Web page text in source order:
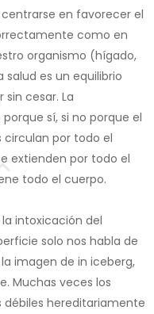
en favorecer el
como en
organismo (hígado,
salud es un equilibrio
cesar. La
sí, si no porque el
circulan por todo el
extienden por todo el
todo el cuerpo.
intoxicación del
solo nos habla de
imagen de in iceberg,
Muchas veces los
hereditariamente